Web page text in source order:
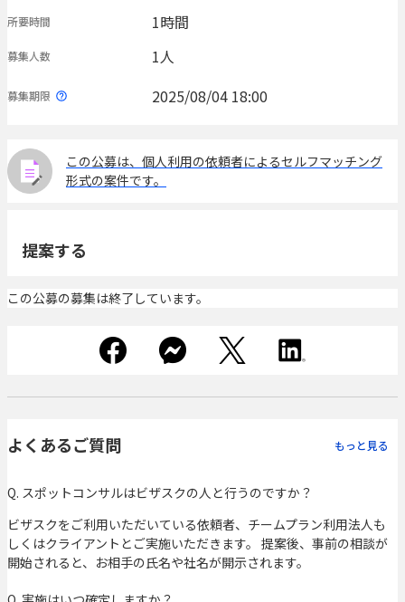
所要時間 1時間
募集人数 1人
募集期限 2025/08/04 18:00
この公募は、個人利用の依頼者によるセルフマッチング
形式の案件です。
提案する
この公募の募集は終了しています。
よくあるご質問 もっと見る
Q. スポットコンサルはビザスクの人と行うのですか？
ビザスクをご利用いただいている依頼者、チームプラン利用法人も
しくはクライアントとご実施いただきます。 提案後、事前の相談が
開始されると、お相手の氏名や社名が開示されます。